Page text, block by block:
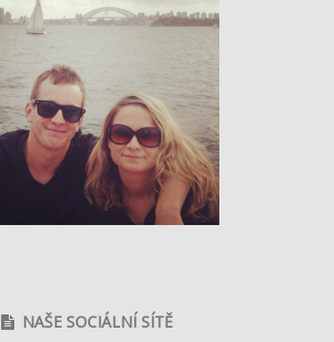
NAŠE SOCIÁLNÍ SÍTĚ